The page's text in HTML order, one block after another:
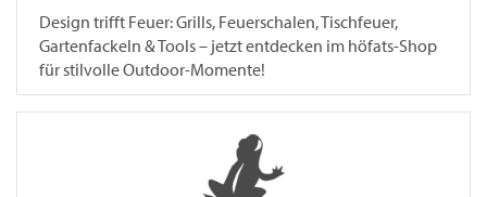
Design trifft Feuer: Grills, Feuerschalen, Tischfeuer,
Gartenfackeln & Tools – jetzt entdecken im höfats-Shop
für stilvolle Outdoor-Momente!